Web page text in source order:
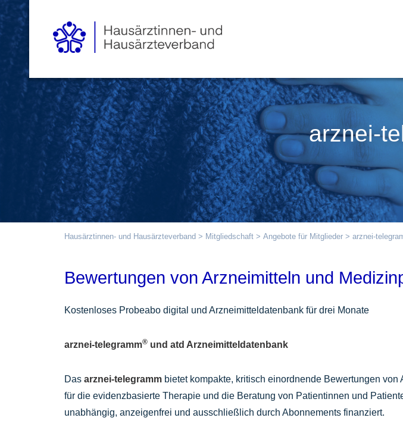
arznei-
Hausärztinnen- und Hausärzteverband > Mitgliedschaft > Angebote für Mitglieder > arznei-
Bewertungen von Arzneimitteln und
Kostenloses Probeabo digital und Arzneimitteldatenbank für drei Monate
arznei-telegramm® und atd Arzneimitteldatenbank
Das arznei-telegramm bietet kompakte, kritisch einordnende Bewertungen
für die evidenzbasierte Therapie und die Beratung von Patientinnen und
unabhängig, anzeigenfrei und ausschließlich durch Abonnements finanziert.